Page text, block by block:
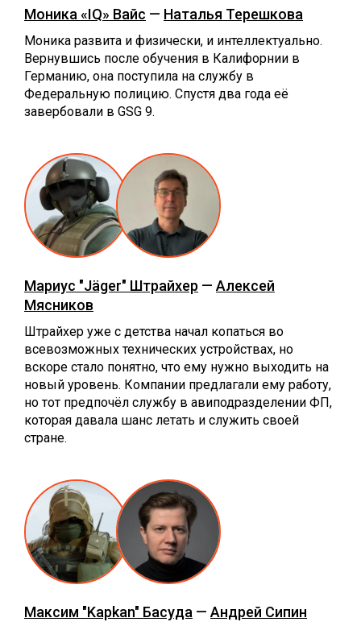
Моника «IQ» Вайс — Наталья Терешкова
Моника развита и физически, и интеллектуально.
Вернувшись после обучения в Калифорнии в
Германию, она поступила на службу в
Федеральную полицию. Спустя два года её
завербовали в GSG 9.
Мариус "Jäger" Штрайхер — Алексей
Мясников
Штрайхер уже с детства начал копаться во
всевозможных технических устройствах, но
вскоре стало понятно, что ему нужно выходить на
новый уровень. Компании предлагали ему работу,
но тот предпочёл службу в авиподразделении ФП,
которая давала шанс летать и служить своей
стране.
Максим "Kapkan" Басуда — Андрей Сипин